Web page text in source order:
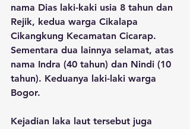
nama Dias laki-kaki usia 8 tahun dan
Rejik, kedua warga Cikalapa
Cikangkung Kecamatan Cicarap.
Sementara dua lainnya selamat, atas
nama Indra (40 tahun) dan Nindi (10
tahun). Keduanya laki-laki warga
Bogor.
Kejadian laka laut tersebut juga